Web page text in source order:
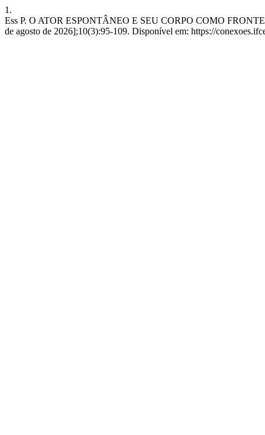
1.
Ess P. O ATOR ESPONTÂNEO E SEU CORPO COMO
de agosto de 2026];10(3):95-109. Disponível em: https://